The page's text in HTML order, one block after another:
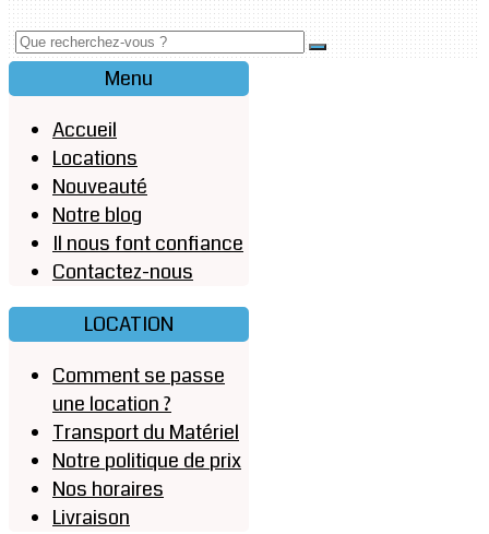
Menu
Accueil
Locations
Nouveauté
Notre blog
Il nous font confiance
Contactez-nous
LOCATION
Comment se passe
une location ?
Transport du Matériel
Notre politique de prix
Nos horaires
Livraison